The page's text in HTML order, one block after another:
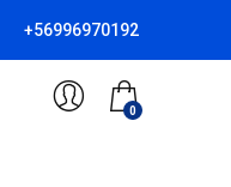
+56996970192
0